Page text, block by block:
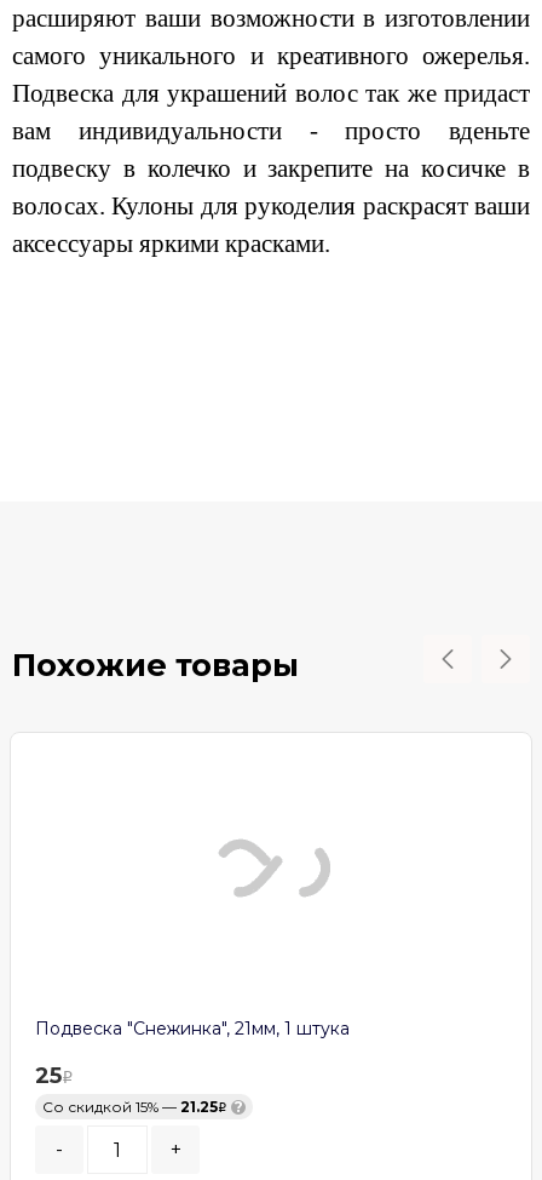
расширяют ваши возможности в изготовлении
самого уникального и креативного ожерелья.
Подвеска для украшений волос так же придаст
вам индивидуальности - просто вденьте
подвеску в колечко и закрепите на косичке в
волосах. Кулоны для рукоделия раскрасят ваши
аксессуары яркими красками.
Похожие товары
Подвеска "Снежинка", 21мм, 1 штука
25
Со скидкой 15% — 21.25 ?
- +